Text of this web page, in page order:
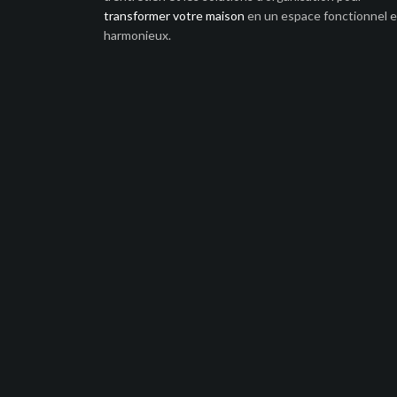
transformer votre maison en un espace fonctionnel
harmonieux.